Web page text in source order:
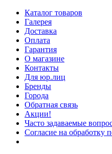
Каталог товаров
Галерея
Доставка
Оплата
Гарантия
О магазине
Контакты
Для юр.лиц
Бренды
Города
Обратная связь
Акции!
Часто задаваемые
Согласие на обработку